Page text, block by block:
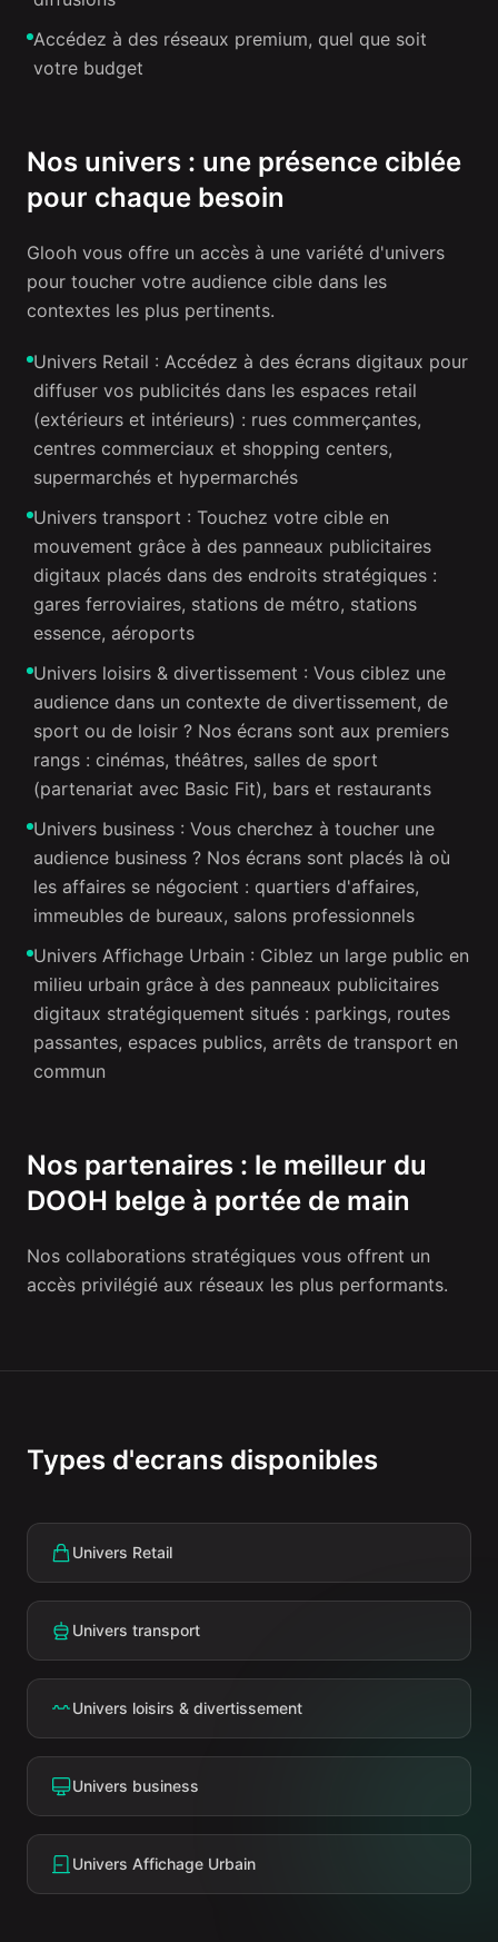
Accédez à des réseaux premium, quel que soit
votre budget
Nos univers : une présence ciblée
pour chaque besoin
Glooh vous offre un accès à une variété d'univers
pour toucher votre audience cible dans les
contextes les plus pertinents.
Univers Retail : Accédez à des écrans digitaux pour
diffuser vos publicités dans les espaces retail
(extérieurs et intérieurs) : rues commerçantes,
centres commerciaux et shopping centers,
supermarchés et hypermarchés
Univers transport : Touchez votre cible en
mouvement grâce à des panneaux publicitaires
digitaux placés dans des endroits stratégiques :
gares ferroviaires, stations de métro, stations
essence, aéroports
Univers loisirs & divertissement : Vous ciblez une
audience dans un contexte de divertissement, de
sport ou de loisir ? Nos écrans sont aux premiers
rangs : cinémas, théâtres, salles de sport
(partenariat avec Basic Fit), bars et restaurants
Univers business : Vous cherchez à toucher une
audience business ? Nos écrans sont placés là où
les affaires se négocient : quartiers d'affaires,
immeubles de bureaux, salons professionnels
Univers Affichage Urbain : Ciblez un large public en
milieu urbain grâce à des panneaux publicitaires
digitaux stratégiquement situés : parkings, routes
passantes, espaces publics, arrêts de transport en
commun
Nos partenaires : le meilleur du
DOOH belge à portée de main
Nos collaborations stratégiques vous offrent un
accès privilégié aux réseaux les plus performants.
Types d'ecrans disponibles
Univers Retail
Univers transport
Univers loisirs & divertissement
Univers business
Univers Affichage Urbain